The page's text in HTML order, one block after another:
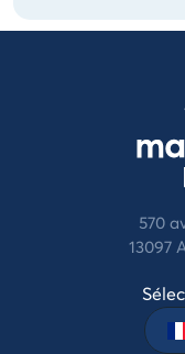
570
13097